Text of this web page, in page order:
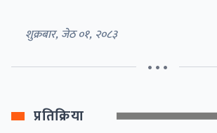
शुक्रबार, जेठ ०१, २०८३
• • •
प्रतिक्रिया